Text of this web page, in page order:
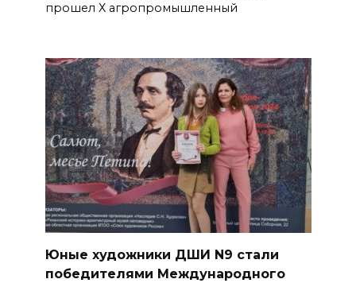
прошел Х агропромышленный
Юные художники ДШИ N9 стали
победителями Международного